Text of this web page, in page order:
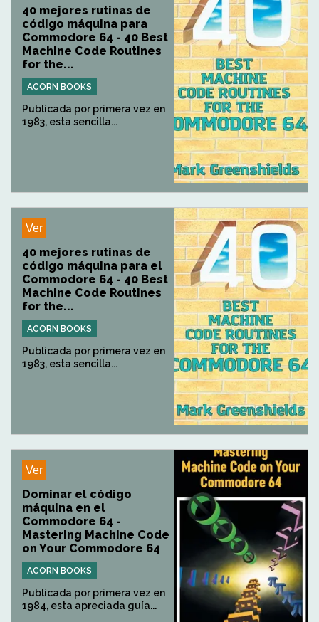
40 mejores rutinas de
código máquina para
Commodore 64 - 40 Best
Machine Code Routines
for the...
ACORN BOOKS
Publicada por primera vez en
1983, esta sencilla...
Ver
40 mejores rutinas de
código máquina para el
Commodore 64 - 40 Best
Machine Code Routines
for the...
ACORN BOOKS
Publicada por primera vez en
1983, esta sencilla...
Ver
Dominar el código
máquina en el
Commodore 64 -
Mastering Machine Code
on Your Commodore 64
ACORN BOOKS
Publicada por primera vez en
1984, esta apreciada guía...